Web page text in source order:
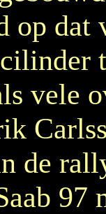
op
vele
de
97